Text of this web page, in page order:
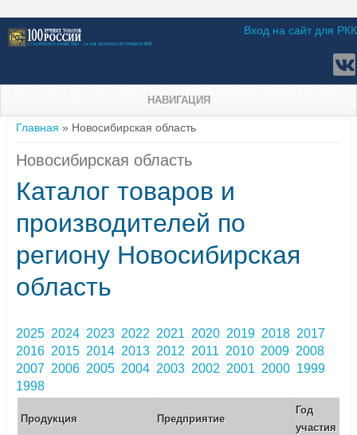
Вход на сайт для РКК
НАВИГАЦИЯ
Вы здесь
Главная » Новосибирская область
Новосибирская область
Каталог товаров и
производителей по
региону Новосибирская
область
2025 2024 2023 2022 2021 2020 2019 2018 2017
2016 2015 2014 2013 2012 2011 2010 2009 2008
2007 2006 2005 2004 2003 2002 2001 2000 1999
1998
Продукция Предприятие
Год
участия